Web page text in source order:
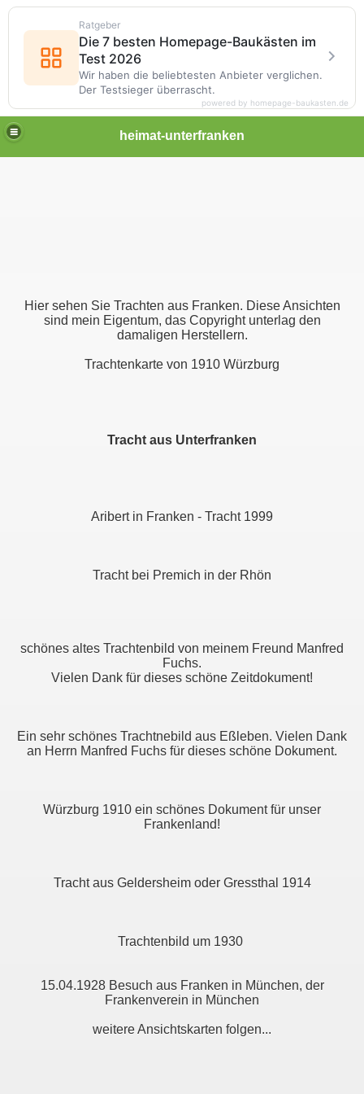
heimat-unterfranken
Hier sehen Sie Trachten aus Franken. Diese Ansichten
sind mein Eigentum, das Copyright unterlag den
damaligen Herstellern.
Trachtenkarte von 1910 Würzburg
Tracht aus Unterfranken
Aribert in Franken - Tracht 1999
Tracht bei Premich in der Rhön
schönes altes Trachtenbild von meinem Freund Manfred
Fuchs.
Vielen Dank für dieses schöne Zeitdokument!
Ein sehr schönes Trachtnebild aus Eßleben. Vielen Dank
an Herrn Manfred Fuchs für dieses schöne Dokument.
Würzburg 1910 ein schönes Dokument für unser
Frankenland!
Tracht aus Geldersheim oder Gressthal 1914
Trachtenbild um 1930
15.04.1928 Besuch aus Franken in München, der
Frankenverein in München
weitere Ansichtskarten folgen...
Ratgeber
Die 7 besten Homepage-Baukästen im
Test 2026
Wir haben die beliebtesten Anbieter verglichen.
Der Testsieger überrascht.
powered by homepage-baukasten.de